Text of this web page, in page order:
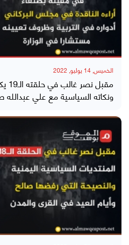
الخميس, 14 يوليو, 2022
ونكاته السياسية مع علي